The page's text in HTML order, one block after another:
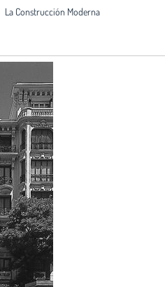
La Construcción Moderna